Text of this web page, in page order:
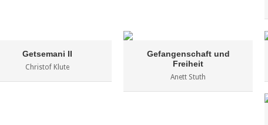
Getsemani II
Christof Klute
Gefangenschaft und
Freiheit
Anett Stuth